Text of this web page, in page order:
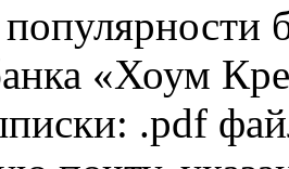
«Хоум
.pdf